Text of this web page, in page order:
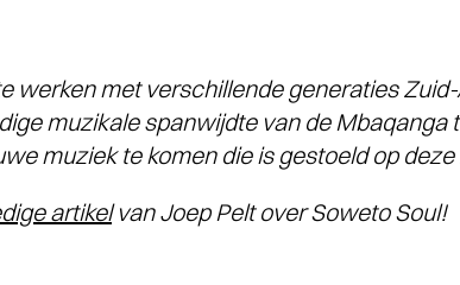
werken met verschillende generaties
muzikale spanwijdte van de Mbaqanga
muziek te komen die is gestoeld op deze
artikelvan Joep Pelt over Soweto Soul!